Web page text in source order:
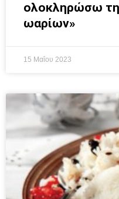
ολοκληρώσω
ωαρίων»
15 Μαΐου 2023